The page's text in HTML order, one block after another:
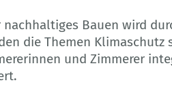
Bauen wird
die Themen Klimaschutz
und Zimmerer